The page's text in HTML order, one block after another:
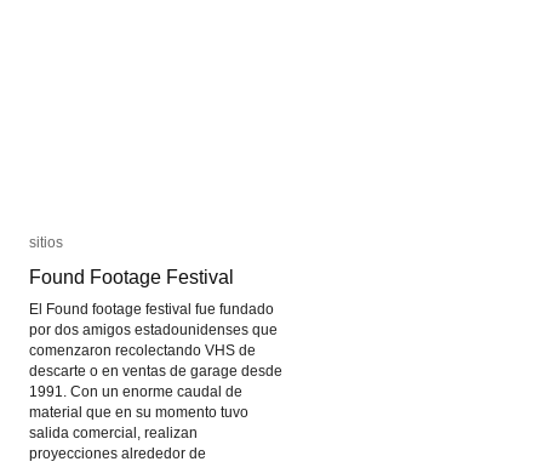
sitios
Found Footage Festival
El Found footage festival fue fundado
por dos amigos estadounidenses que
comenzaron recolectando VHS de
descarte o en ventas de garage desde
1991. Con un enorme caudal de
material que en su momento tuvo
salida comercial, realizan
proyecciones alrededor de
sitios
Found Footage Festival